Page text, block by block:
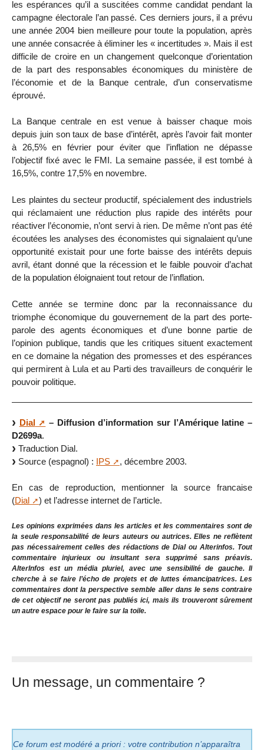
les espérances qu’il a suscitées comme candidat pendant la
campagne électorale l’an passé. Ces derniers jours, il a prévu
une année 2004 bien meilleure pour toute la population, après
une année consacrée à éliminer les « incertitudes ». Mais il est
difficile de croire en un changement quelconque d’orientation
de la part des responsables économiques du ministère de
l’économie et de la Banque centrale, d’un conservatisme
éprouvé.
La Banque centrale en est venue à baisser chaque mois
depuis juin son taux de base d’intérêt, après l’avoir fait monter
à 26,5% en février pour éviter que l’inflation ne dépasse
l’objectif fixé avec le FMI. La semaine passée, il est tombé à
16,5%, contre 17,5% en novembre.
Les plaintes du secteur productif, spécialement des industriels
qui réclamaient une réduction plus rapide des intérêts pour
réactiver l’économie, n’ont servi à rien. De même n’ont pas été
écoutées les analyses des économistes qui signalaient qu’une
opportunité existait pour une forte baisse des intérêts depuis
avril, étant donné que la récession et le faible pouvoir d’achat
de la population éloignaient tout retour de l’inflation.
Cette année se termine donc par la reconnaissance du
triomphe économique du gouvernement de la part des porte-
parole des agents économiques et d’une bonne partie de
l’opinion publique, tandis que les critiques situent exactement
en ce domaine la négation des promesses et des espérances
qui permirent à Lula et au Parti des travailleurs de conquérir le
pouvoir politique.
Dial
– Diffusion d’information sur l’Amérique latine –
D2699a.
Traduction Dial.
Source (espagnol) : IPS , décembre 2003.
En cas de reproduction, mentionner la source francaise
(Dial ) et l’adresse internet de l’article.
Les opinions exprimées dans les articles et les commentaires sont de
la seule responsabilité de leurs auteurs ou autrices. Elles ne reflètent
pas nécessairement celles des rédactions de Dial ou Alterinfos. Tout
commentaire injurieux ou insultant sera supprimé sans préavis.
AlterInfos est un média pluriel, avec une sensibilité de gauche. Il
cherche à se faire l’écho de projets et de luttes émancipatrices. Les
commentaires dont la perspective semble aller dans le sens contraire
de cet objectif ne seront pas publiés ici, mais ils trouveront sûrement
un autre espace pour le faire sur la toile.
Un message, un commentaire ?
Ce forum est modéré a priori : votre contribution n’apparaîtra